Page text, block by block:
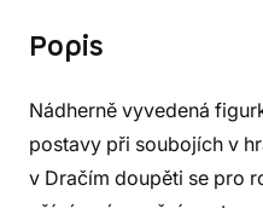
Popis
Nádherně vyvedená
postavy při soubojích v
v Dračím doupěti se pro